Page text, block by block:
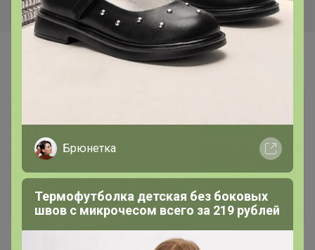
Самые желанные
305р
Брюнетка
Термофутболка детская без боковых
швов с микрочесом всего за 219 рублей